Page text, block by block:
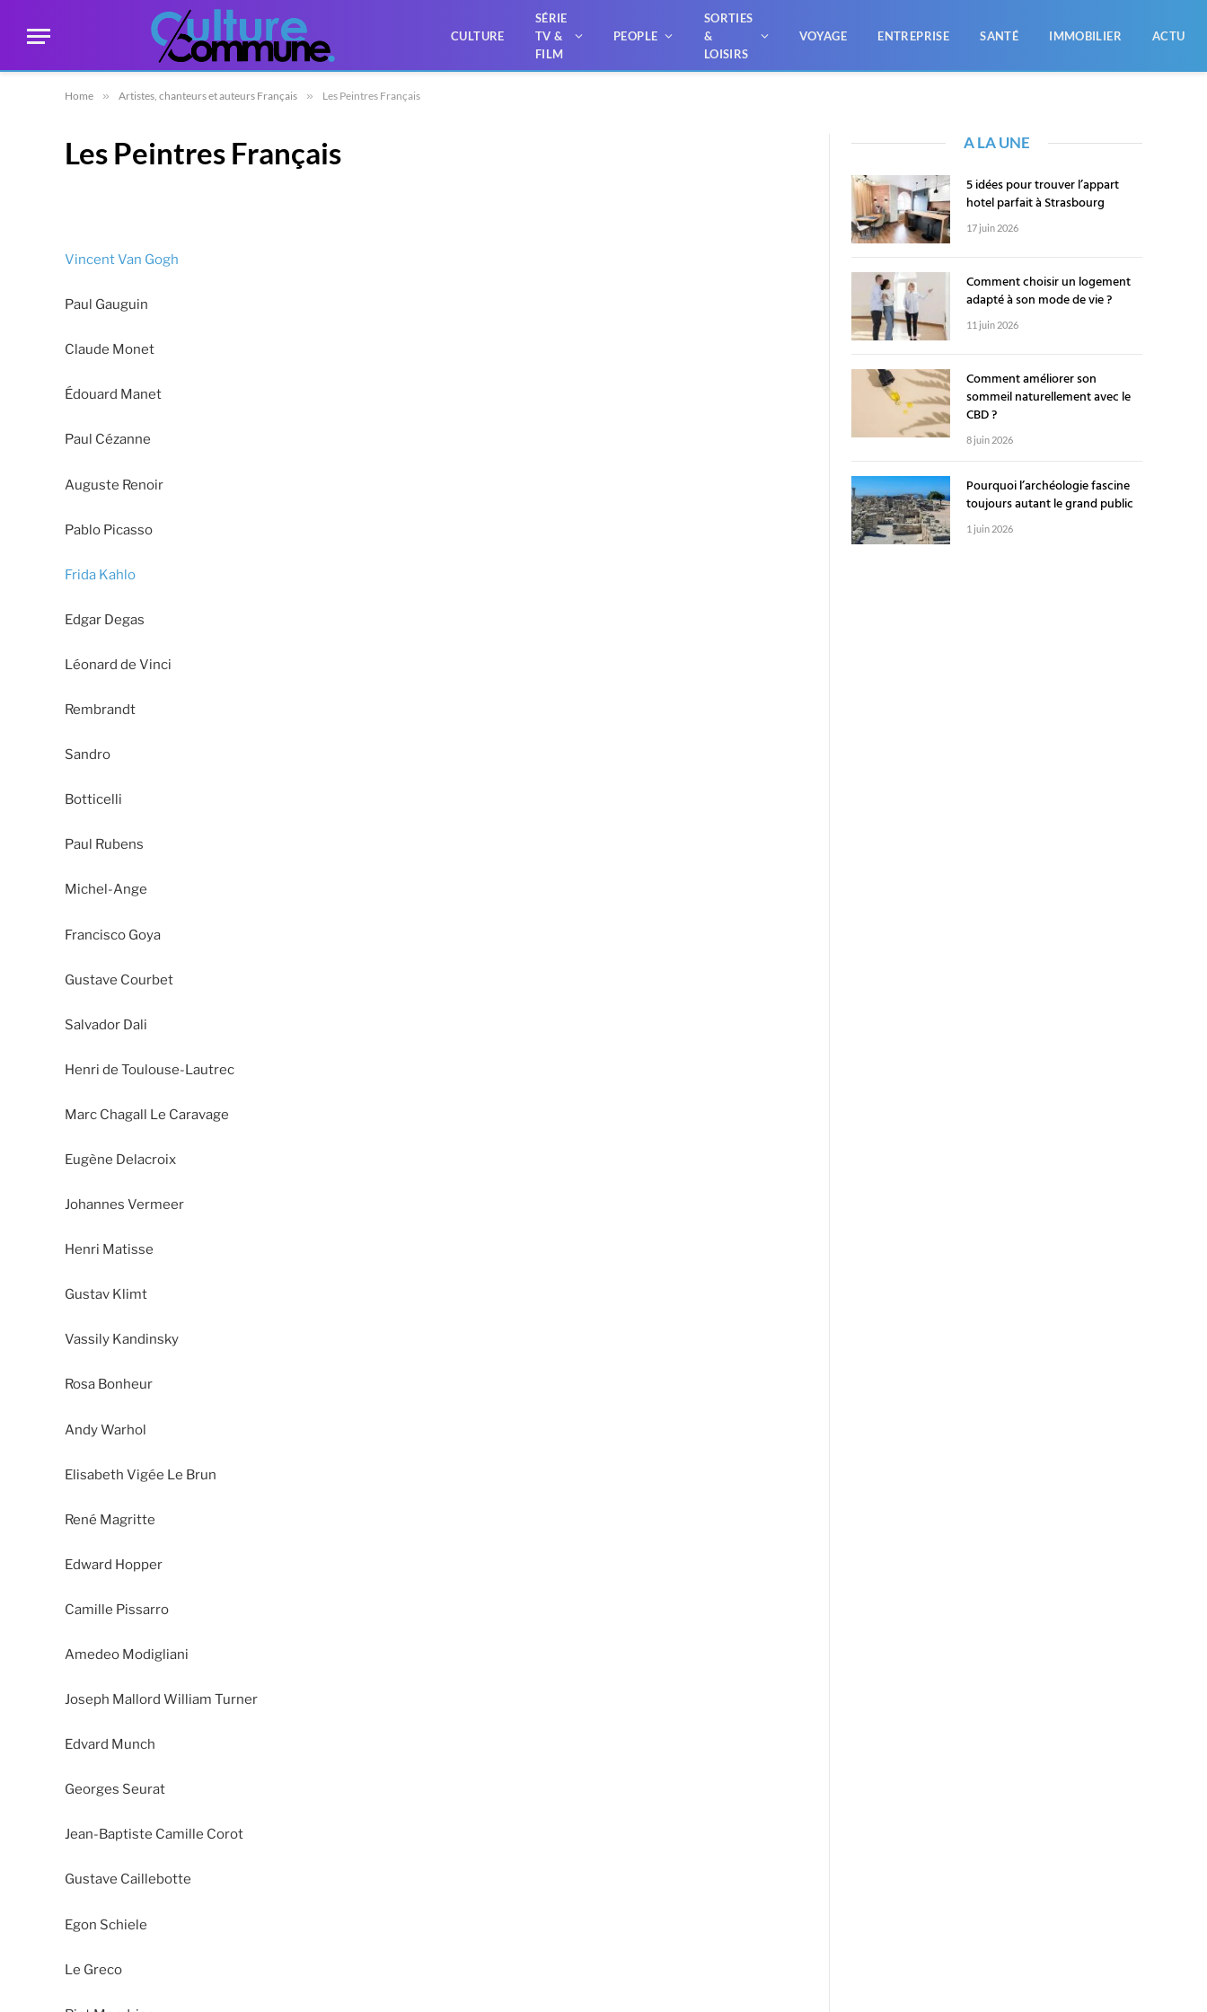
CULTURE
SÉRIE
TV &
FILM
PEOPLE
SORTIES
&
LOISIRS
VOYAGE ENTREPRISE SANTÉ IMMOBILIER ACTU
Home » Artistes, chanteurs et auteurs Français » Les Peintres Français
Les Peintres Français
Vincent Van Gogh
Paul Gauguin
Claude Monet
Édouard Manet
Paul Cézanne
Auguste Renoir
Pablo Picasso
Frida Kahlo
Edgar Degas
Léonard de Vinci
Rembrandt
Sandro
Botticelli
Paul Rubens
Michel-Ange
Francisco Goya
Gustave Courbet
Salvador Dali
Henri de Toulouse-Lautrec
Marc Chagall Le Caravage
Eugène Delacroix
Johannes Vermeer
Henri Matisse
Gustav Klimt
Vassily Kandinsky
Rosa Bonheur
Andy Warhol
Elisabeth Vigée Le Brun
René Magritte
Edward Hopper
Camille Pissarro
Amedeo Modigliani
Joseph Mallord William Turner
Edvard Munch
Georges Seurat
Jean-Baptiste Camille Corot
Gustave Caillebotte
Egon Schiele
Le Greco
A LA UNE
5 idées pour trouver l’appart
hotel parfait à Strasbourg
17 juin 2026
Comment choisir un logement
adapté à son mode de vie ?
11 juin 2026
Comment améliorer son
sommeil naturellement avec le
CBD ?
8 juin 2026
Pourquoi l’archéologie fascine
toujours autant le grand public
1 juin 2026